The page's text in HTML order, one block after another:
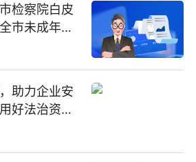
检察院白皮
市未成年人
助力企业安
好法治资源
讯